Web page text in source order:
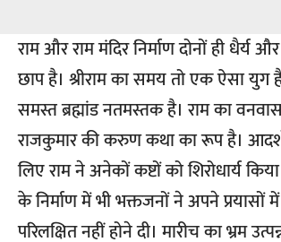
राम और राम मंदिर निर्माण दोनों ही धैर्य
छाप है। श्रीराम का समय तो एक ऐसा
समस्त ब्रह्मांड नतमस्तक है। राम का
राजकुमार की करुण कथा का रूप है।
लिए राम ने अनेकों कष्टों को शिरोधार्य
के निर्माण में भी भक्तजनों ने अपने प्रयासों
परिलक्षित नहीं होने दी। मारीच का भ्रम